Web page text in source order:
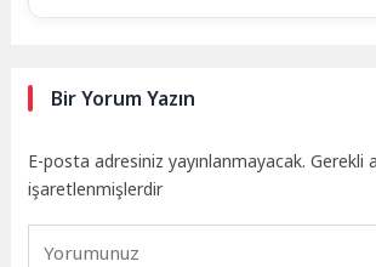
Bir Yorum Yazın
E-posta adresiniz yayınlanmayacak. Gerekli
işaretlenmişlerdir